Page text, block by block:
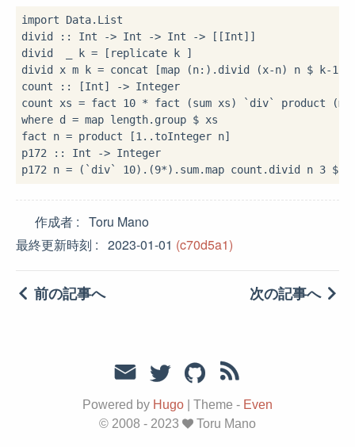
import Data.List
divid
:: Int -> Int -> Int -> [[Int]]
divid
_ k = [replicate k
]
divid x m k = concat [map (n: ) . divid (x-n) n $ k-1
count
:: [Int] -> Integer
count xs = fact 10 * fact (sum xs) `div`
product
where d = map length. group $ xs
fact n = product [1 .. toInteger n]
p172
:: Int -> Integer
p172 n = ( `div` 10) . (9*) . sum.map count . divid n 3 $
作成者
Toru Mano
最終更新時刻
2023-01-01 (c70d5a1)
前の記事へ 次の記事へ
Powered by Hugo Theme - Even
© 2008 - 2023
Toru Mano